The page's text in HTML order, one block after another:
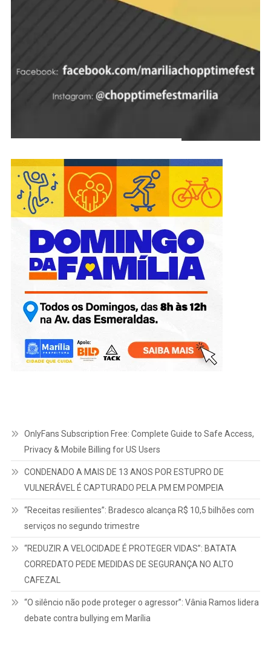
OnlyFans Subscription Free: Complete Guide to Safe Access,
Privacy & Mobile Billing for US Users
CONDENADO A MAIS DE 13 ANOS POR ESTUPRO DE
VULNERÁVEL É CAPTURADO PELA PM EM POMPEIA
“Receitas resilientes”: Bradesco alcança R$ 10,5 bilhões com
serviços no segundo trimestre
“REDUZIR A VELOCIDADE É PROTEGER VIDAS”: BATATA
CORREDATO PEDE MEDIDAS DE SEGURANÇA NO ALTO
CAFEZAL
“O silêncio não pode proteger o agressor”: Vânia Ramos lidera
debate contra bullying em Marília